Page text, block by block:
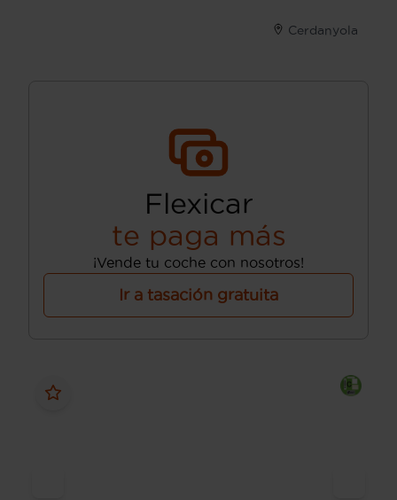
Cerdanyola
Flexicar
te paga más
¡Vende tu coche con nosotros!
Ir a tasación gratuita